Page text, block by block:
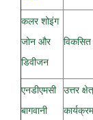
कलर शोइंग
जोन और
डिवीजन
एनडीएमसी
बागवानी
उत्तर